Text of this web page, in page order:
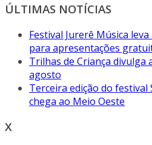
ÚLTIMAS NOTÍCIAS
Festival Jurerê Música
para apresentações
Trilhas de Criança divulga
agosto
Terceira edição do festival
chega ao Meio Oeste
X